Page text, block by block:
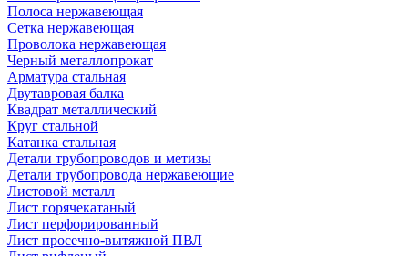
Полоса нержавеющая
Сетка нержавеющая
Проволока нержавеющая
Черный металлопрокат
Арматура стальная
Двутавровая балка
Квадрат металлический
Круг стальной
Катанка стальная
Детали трубопроводов и метизы
Детали трубопровода нержавеющие
Листовой металл
Лист горячекатаный
Лист перфорированный
Лист просечно-вытяжной ПВЛ